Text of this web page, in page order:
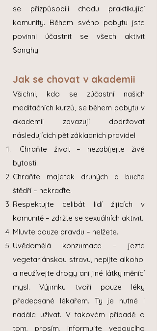
se přizpůsobili chodu praktikující
komunity. Během svého pobytu jste
povinni účastnit se všech aktivit
Sanghy.
Jak se chovat v akademii
Všichni, kdo se zúčastní našich
meditačních kurzů, se během pobytu v
akademii zavazují dodržovat
následujících pět základních pravidel
Chraňte život – nezabíjejte živé
bytosti.
Chraňte majetek druhých a buďte
štědří – nekraďte.
Respektujte celibát lidí žijících v
komunitě – zdržte se sexuálních aktivit.
Mluvte pouze pravdu – nelžete.
Uvědomělá konzumace – jezte
vegetariánskou stravu, nepijte alkohol
a neužívejte drogy ani jiné látky měnící
mysl. Výjimku tvoří pouze léky
předepsané lékařem. Ty je nutné i
nadále užívat. V takovém případě o
tom, prosím, informujte vedoucího